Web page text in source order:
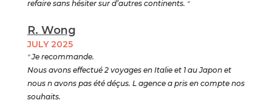
refaire sans hésiter sur d’autres continents. "
R. Wong
JULY 2025
"Je recommande.
Nous avons effectué 2 voyages en Italie et 1 au Japon et
nous n avons pas été déçus. L agence a pris en compte nos
souhaits.